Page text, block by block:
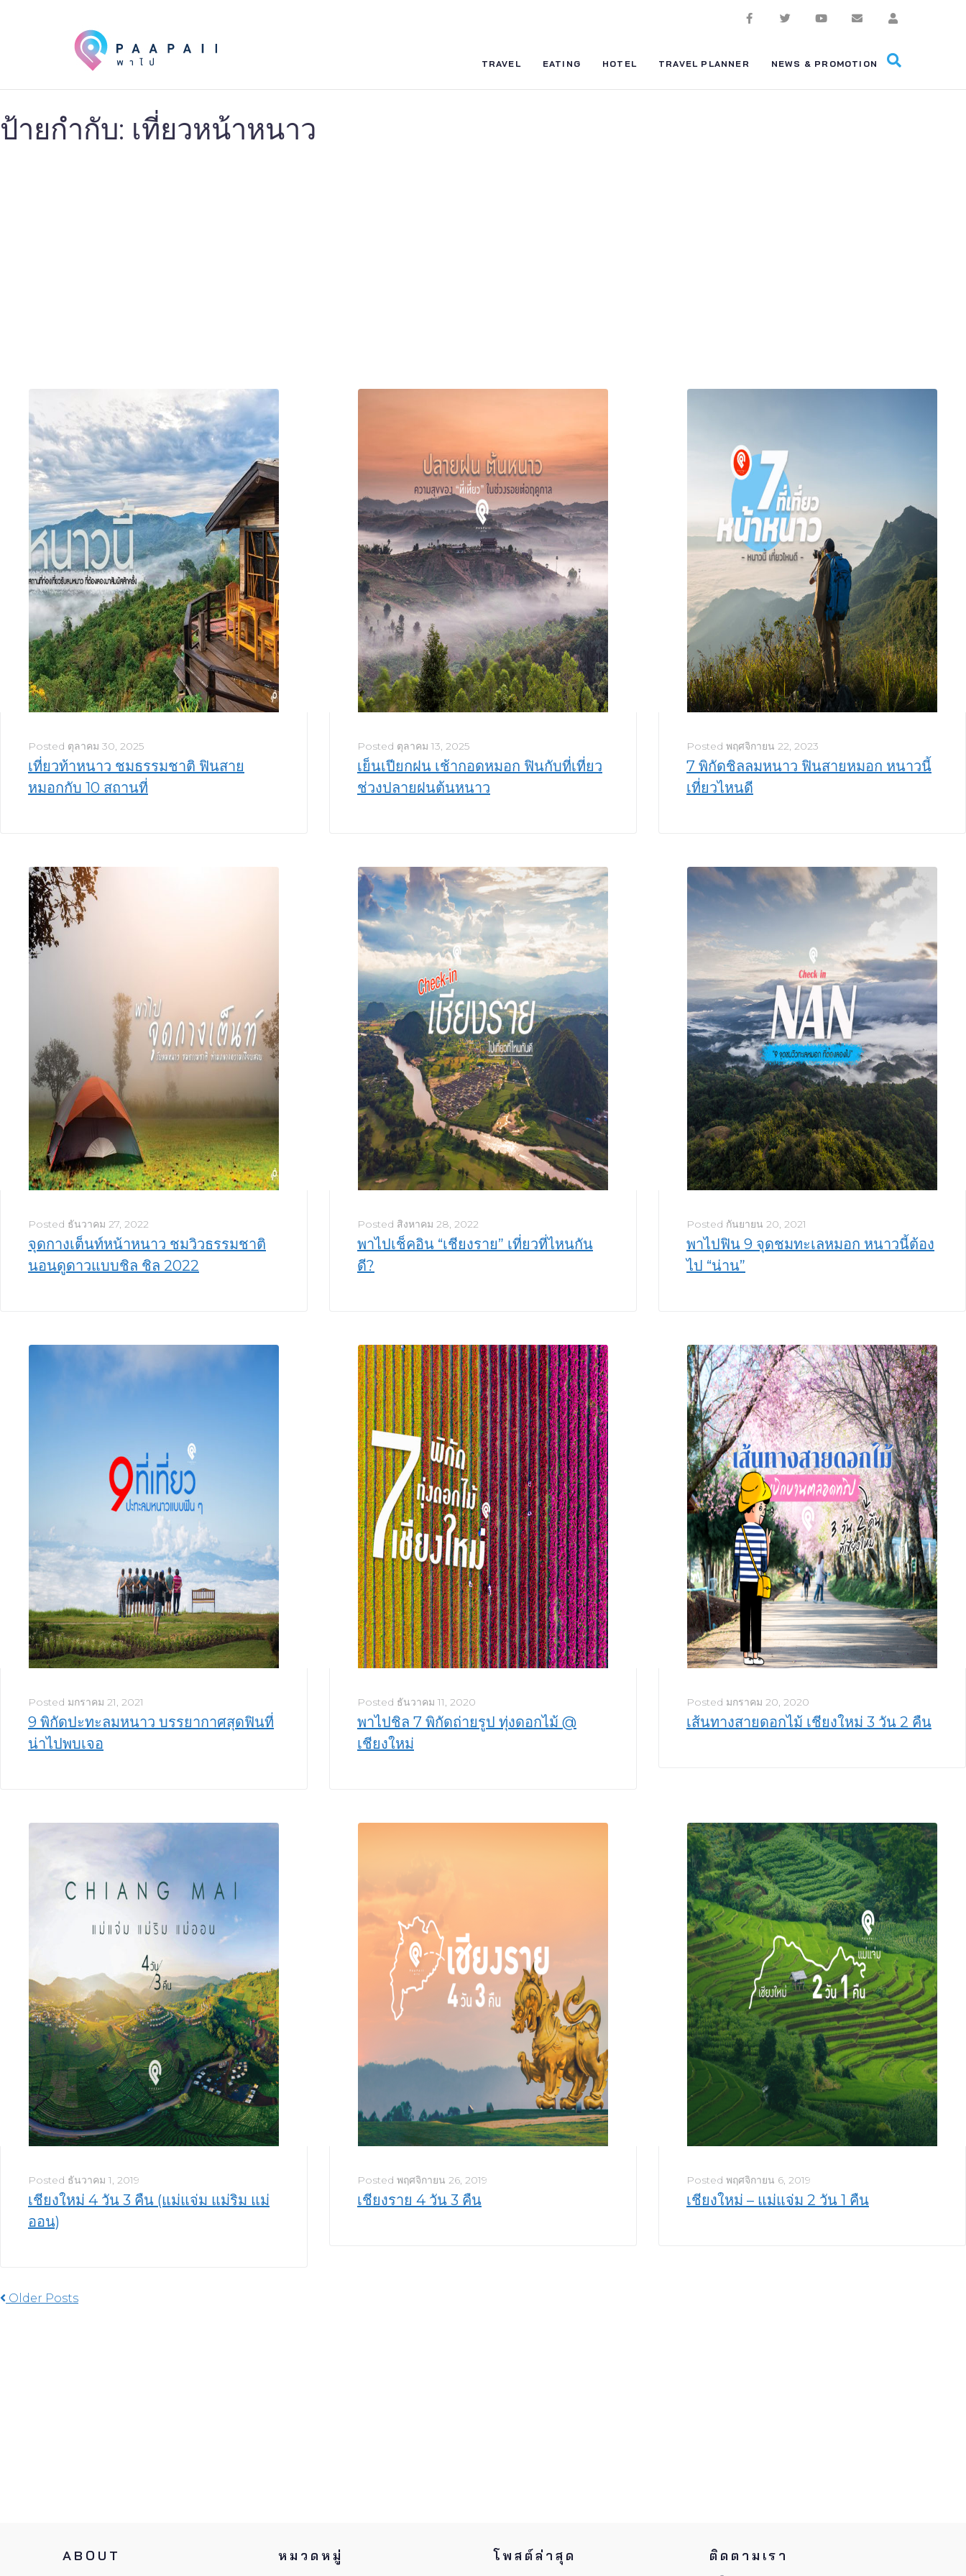
TRAVEL EATING HOTEL TRAVEL PLANNER NEWS & PROMOTION
ป้ายกำกับ: เที่ยวหน้าหนาว
Posted ตุลาคม 30, 2025
เที่ยวท้าหนาว ชมธรรมชาติ ฟินสาย
หมอกกับ 10 สถานที่
Posted ตุลาคม 13, 2025
เย็นเปียกฝน เช้ากอดหมอก ฟินกับที่เที่ยว
ช่วงปลายฝนต้นหนาว
Posted พฤศจิกายน 22, 2023
7 พิกัดชิลลมหนาว ฟินสายหมอก หนาวนี้
เที่ยวไหนดี
Posted ธันวาคม 27, 2022
จุดกางเต็นท์หน้าหนาว ชมวิวธรรมชาติ
นอนดูดาวแบบชิล ชิล 2022
Posted สิงหาคม 28, 2022
พาไปเช็คอิน “เชียงราย” เที่ยวที่ไหนกัน
ดี?
Posted กันยายน 20, 2021
พาไปฟิน 9 จุดชมทะเลหมอก หนาวนี้ต้อง
ไป “น่าน”
Posted มกราคม 21, 2021
9 พิกัดปะทะลมหนาว บรรยากาศสุดฟินที่
น่าไปพบเจอ
Posted ธันวาคม 11, 2020
พาไปชิล 7 พิกัดถ่ายรูป ทุ่งดอกไม้ @
เชียงใหม่
Posted มกราคม 20, 2020
เส้นทางสายดอกไม้ เชียงใหม่ 3 วัน 2 คืน
Posted ธันวาคม 1, 2019
เชียงใหม่ 4 วัน 3 คืน (แม่แจ่ม แม่ริม แม่
ออน)
Posted พฤศจิกายน 26, 2019
เชียงราย 4 วัน 3 คืน
Posted พฤศจิกายน 6, 2019
เชียงใหม่ – แม่แจ่ม 2 วัน 1 คืน
Older Posts
ABOUT หมวดหมู่ โพสต์ล่าสุด ติดตามเรา